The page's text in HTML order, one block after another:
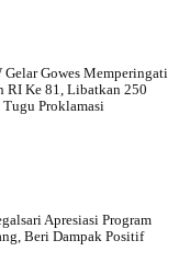
Gelar Gowes Memperingati
RI Ke 81, Libatkan 250
Proklamasi
Apresiasi Program
Beri Dampak Positif